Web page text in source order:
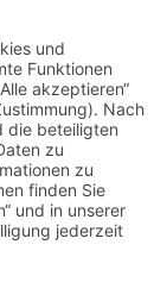
Frahm